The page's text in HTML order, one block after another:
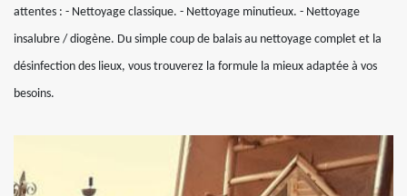
attentes : - Nettoyage classique. - Nettoyage minutieux. - Nettoyage
insalubre / diogène. Du simple coup de balais au nettoyage complet et la
désinfection des lieux, vous trouverez la formule la mieux adaptée à vos
besoins.